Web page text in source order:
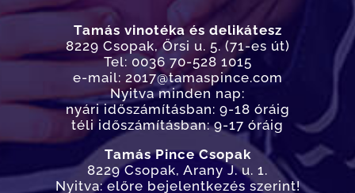
Tamás vinotéka és delikátesz
8229 Csopak, Őrsi u. 5. (71-es út)
Tel: 0036 70-528 1015
e-mail: 2017@tamaspince.com
Nyitva minden nap:
nyári időszámításban: 9-18 óráig
téli időszámításban: 9-17 óráig
Tamás Pince Csopak
8229 Csopak, Arany J. u. 1.
Nyitva: előre bejelentkezés szerint!